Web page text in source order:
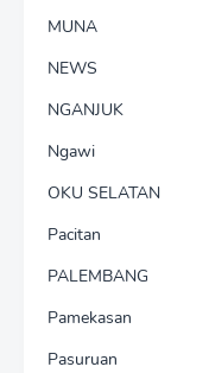
MUNA
NEWS
NGANJUK
Ngawi
OKU SELATAN
Pacitan
PALEMBANG
Pamekasan
Pasuruan